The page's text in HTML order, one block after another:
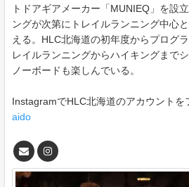
トドアギアメーカー「MUNIEQ」を設
ングが次第にトレイルランニング中心
える。HLC北海道の初年度からプログ
レイルランニングからハイキングまで
ノーボードも楽しんでいる。
InstagramでHLC北海道のアカウント
aido